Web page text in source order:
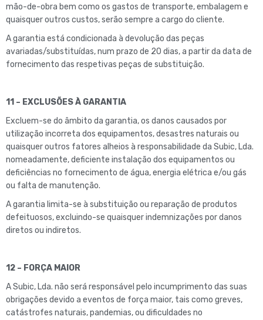
mão-de-obra bem como os gastos de transporte, embalagem e
quaisquer outros custos, serão sempre a cargo do cliente.
A garantia está condicionada à devolução das peças
avariadas/substituídas, num prazo de 20 dias, a partir da data de
fornecimento das respetivas peças de substituição.
11 – EXCLUSÕES À GARANTIA
Excluem-se do âmbito da garantia, os danos causados por
utilização incorreta dos equipamentos, desastres naturais ou
quaisquer outros fatores alheios à responsabilidade da Subic, Lda.
nomeadamente, deficiente instalação dos equipamentos ou
deficiências no fornecimento de água, energia elétrica e/ou gás
ou falta de manutenção.
A garantia limita-se à substituição ou reparação de produtos
defeituosos, excluindo-se quaisquer indemnizações por danos
diretos ou indiretos.
12 – FORÇA MAIOR
A Subic, Lda. não será responsável pelo incumprimento das suas
obrigações devido a eventos de força maior, tais como greves,
catástrofes naturais, pandemias, ou dificuldades no